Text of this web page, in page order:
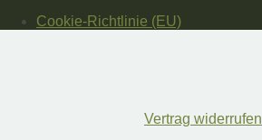
Cookie-Richtlinie (EU)
Vertrag widerrufen